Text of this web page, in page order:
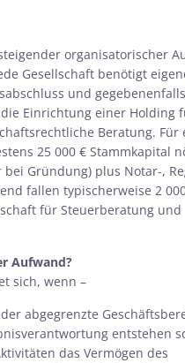
organisatorischer
Gesellschaft benötigt
und
Einrichtung einer Holding
Beratung. Für
25 000 € Stammkapital
bei Gründung) plus Notar-,
fallen typischerweise 2
für Steuerberatung und
Aufwand?
sich, wenn –
abgegrenzte
entstehen
das Vermögen des